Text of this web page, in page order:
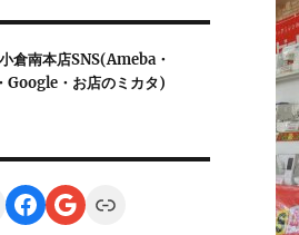
倉南本店SNS(Ameba・
Google・お店のミカタ)
Facebook
Google
Link